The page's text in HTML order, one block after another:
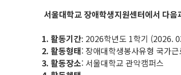
서울대학교 장애학생지원센터에서 다
1. 활동기간: 2026학년도 1학기 (2026.
2. 활동형태: 장애대학생봉사유형 국가
3. 활동장소: 서울대학교 관악캠퍼스